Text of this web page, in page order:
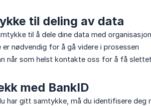
til deling av data
til å dele dine data med
er nødvendig for å gå videre i prosessen
når som helst kontakte oss for å få
med BankID
har gitt samtykke, må du identifisere deg